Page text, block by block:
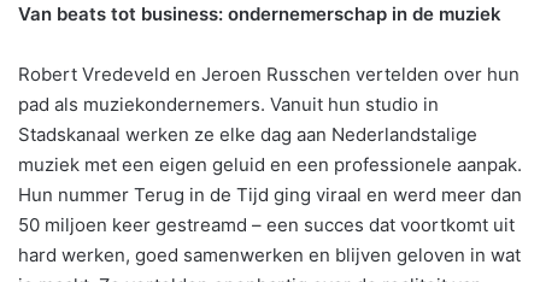
Van beats tot business: ondernemerschap in de muziek
Robert Vredeveld en Jeroen Russchen vertelden over hun
pad als muziekondernemers. Vanuit hun studio in
Stadskanaal werken ze elke dag aan Nederlandstalige
muziek met een eigen geluid en een professionele aanpak.
Hun nummer Terug in de Tijd ging viraal en werd meer dan
50 miljoen keer gestreamd – een succes dat voortkomt uit
hard werken, goed samenwerken en blijven geloven in wat